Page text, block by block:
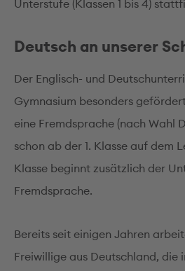
Unterstufe (Klassen 1 bis 4)
Deutsch an unserer
Der Englisch- und
Gymnasium besonders
eine Fremdsprache (nach Wahl
schon ab der 1. Klasse auf dem
Klasse beginnt zusätzlich der
Fremdsprache.
Bereits seit einigen Jahren
Freiwillige aus Deutschland, die